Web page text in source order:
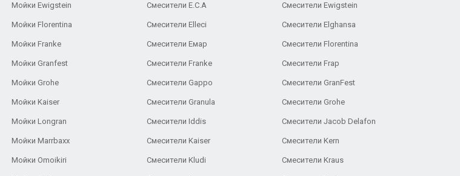
Мойки Ewigstein
Мойки Florentina
Мойки Franke
Мойки Granfest
Мойки Grohe
Мойки Kaiser
Мойки Longran
Мойки Marrbaxx
Мойки Omoikiri
Смесители E.C.A Cмесители Ewigstein
Смесители Elleci Смесители Elghansa
Смесители Емар Смесители Florentina
Смесители Franke Смесители Frap
Смесители Gappo Смесители GranFest
Смесители Granula Смесители Grohe
Смесители Iddis Смесители Jacob Delafon
Смесители Kaiser Смесители Kern
Смесители Kludi Смесители Kraus